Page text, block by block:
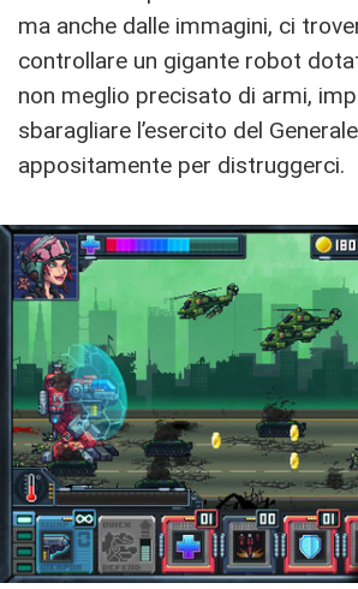
ma anche dalle immagini, ci
controllare un gigante robot
non meglio precisato di armi,
sbaragliare l’esercito del
appositamente per distruggerci.